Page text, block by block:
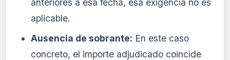
anteriores a esa fecha, esa exigencia no es
aplicable.
Ausencia de sobrante: En este caso
concreto, el importe adjudicado coincide